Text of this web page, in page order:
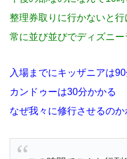
整理券取りに行かないと行
常に並び並びでディズニー
入場までにキッザニアは
カンドゥーは30分かかる
なぜ我々に修行させるのか